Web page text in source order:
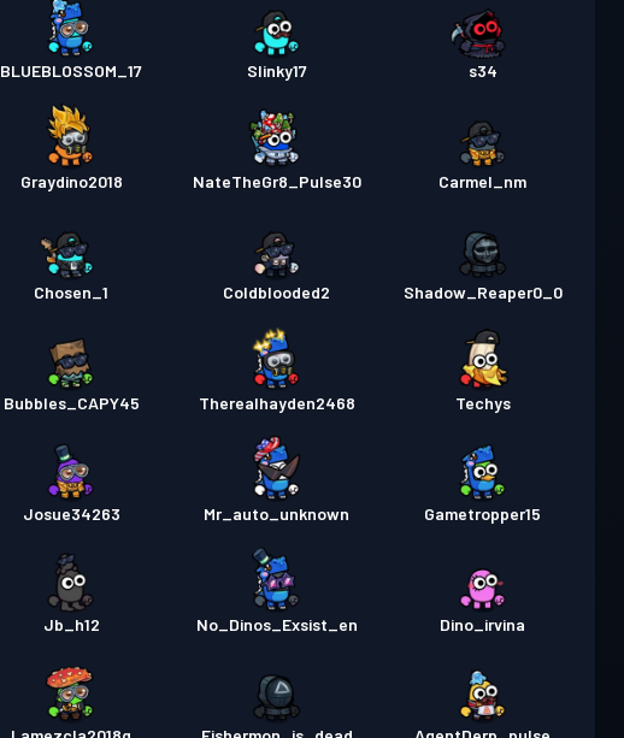
BLUEBLOSSOM_17 Slinky17 s34
Graydino2018 NateTheGr8_Pulse30 Carmel_nm
Chosen_1 Coldblooded2 Shadow_Reaper0_0
Bubbles_CAPY45 Therealhayden2468 Techys
Josue34263 Mr_auto_unknown Gametropper15
Jb_h12 No_Dinos_Exsist_en Dino_irvina